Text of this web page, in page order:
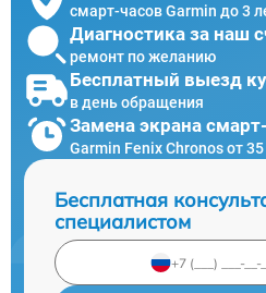
смарт-часов Garmin до 3
Диагностика за наш
ремонт по желанию
Бесплатный выезд
в день обращения
Замена экрана
Garmin Fenix Chronos от
Бесплатная
специалистом